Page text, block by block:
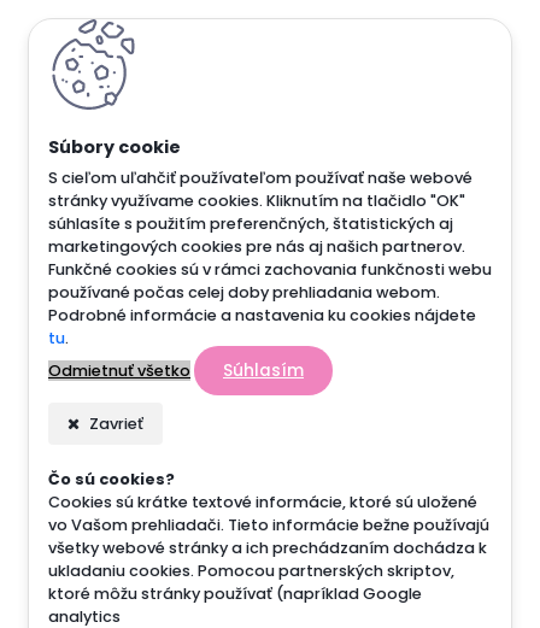
S cieľom uľahčiť používateľom používať naše webové
stránky využívame cookies. Kliknutím na tlačidlo "OK"
súhlasíte s použitím preferenčných, štatistických aj
marketingových cookies pre nás aj našich partnerov.
Funkčné cookies sú v rámci zachovania funkčnosti webu
používané počas celej doby prehliadania webom.
Podrobné informácie a nastavenia ku cookies nájdete
tu.
Odmietnuť všetko
Súhlasím
Zavrieť
Čo sú cookies?
Cookies sú krátke textové informácie, ktoré sú uložené
vo Vašom prehliadači. Tieto informácie bežne používajú
všetky webové stránky a ich prechádzaním dochádza k
ukladaniu cookies. Pomocou partnerských skriptov,
ktoré môžu stránky používať (napríklad Google
analytics